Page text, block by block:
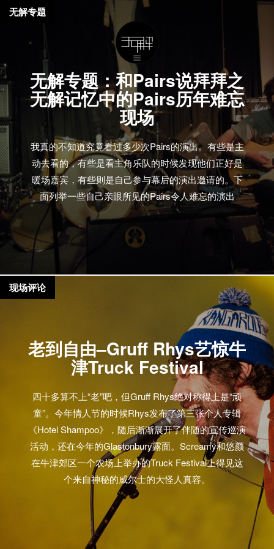
无解专题：和Pairs说拜拜之
无解记忆中的Pairs历年难忘
现场
我真的不知道究竟看过多少次Pairs的演出。有些是主
动去看的，有些是看主角乐队的时候发现他们正好是
暖场嘉宾，有些则是自己参与幕后的演出邀请的。下
面列举一些自己亲眼所见的Pairs令人难忘的演出
无解专题
老到自由–Gruff Rhys艺惊牛
津Truck Festival
四十多算不上“老”吧，但Gruff Rhys绝对称得上是“顽
童”。今年情人节的时候Rhys发布了第三张个人专辑
《Hotel Shampoo》，随后渐渐展开了伴随的宣传巡演
活动，还在今年的Glastonbury露面。Screamy和悠颜
在牛津郊区一个农场上举办的Truck Festival上得见这
个来自神秘的威尔士的大怪人真容。
现场评论